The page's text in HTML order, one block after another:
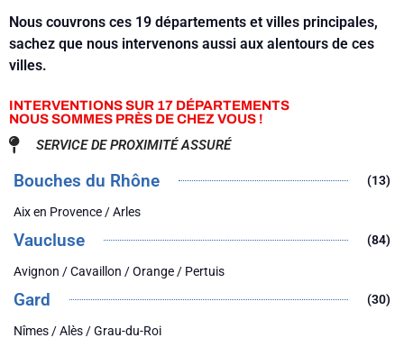
Nous couvrons ces 19 départements et villes principales,
sachez que nous intervenons aussi aux alentours de ces
villes.
INTERVENTIONS SUR 17 DÉPARTEMENTS
NOUS SOMMES PRÈS DE CHEZ VOUS !
SERVICE DE PROXIMITÉ ASSURÉ
Bouches du Rhône (13)
Aix en Provence / Arles
Vaucluse (84)
Avignon / Cavaillon / Orange / Pertuis
Gard (30)
Nîmes / Alès / Grau-du-Roi